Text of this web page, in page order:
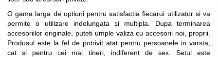
O gama larga de optiuni pentru satisfactia fiecarui utilizator si va
permite o utilizare indelungata si multipla. Dupa terminarea
accesoriilor originale, puteti umple valiza cu accesorii noi, proprii.
Produsul este la fel de potrivit atat pentru persoanele in varsta,
cat si pentru cei mai tineri, indiferent de sex. Setul este